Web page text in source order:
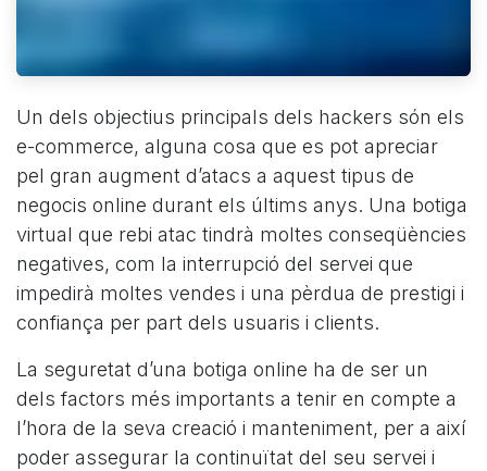
Un dels objectius principals dels hackers són els
e-commerce, alguna cosa que es pot apreciar
pel gran augment d’atacs a aquest tipus de
negocis online durant els últims anys. Una botiga
virtual que rebi atac tindrà moltes conseqüències
negatives, com la interrupció del servei que
impedirà moltes vendes i una pèrdua de prestigi i
confiança per part dels usuaris i clients.
La seguretat d’una botiga online ha de ser un
dels factors més importants a tenir en compte a
l’hora de la seva creació i manteniment, per a així
poder assegurar la continuïtat del seu servei i